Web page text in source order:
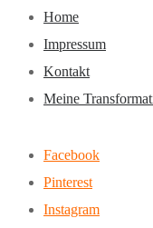
Home
Impressum
Kontakt
Meine
Facebook
Pinterest
Instagram